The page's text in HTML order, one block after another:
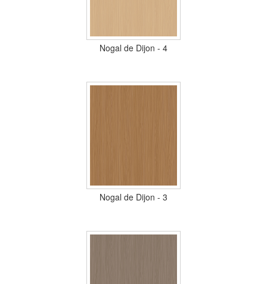
Nogal de Dijon - 4
Nogal de Dijon - 3